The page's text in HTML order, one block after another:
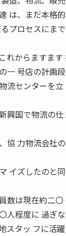
は、まだ本格
プロセスにま
からますます
一 号店の計画
流センターを
興国で物流の
協 力物流会社
イズしたのと
は現在約二〇
人程度に 過ぎな
スタッ フに活